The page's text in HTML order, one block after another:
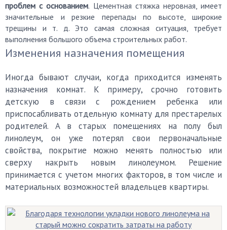
проблем с основанием. Цементная стяжка неровная, имеет
значительные и резкие перепады по высоте, широкие
трещины и т. д. Это самая сложная ситуация, требует
выполнения большого объема строительных работ.
Изменения назначения помещения
Иногда бывают случаи, когда приходится изменять
назначения комнат. К примеру, срочно готовить
детскую в связи с рождением ребенка или
приспосабливать отдельную комнату для престарелых
родителей. А в старых помещениях на полу был
линолеум, он уже потерял свои первоначальные
свойства, покрытие можно менять полностью или
сверху накрыть новым линолеумом. Решение
принимается с учетом многих факторов, в том числе и
материальных возможностей владельцев квартиры.